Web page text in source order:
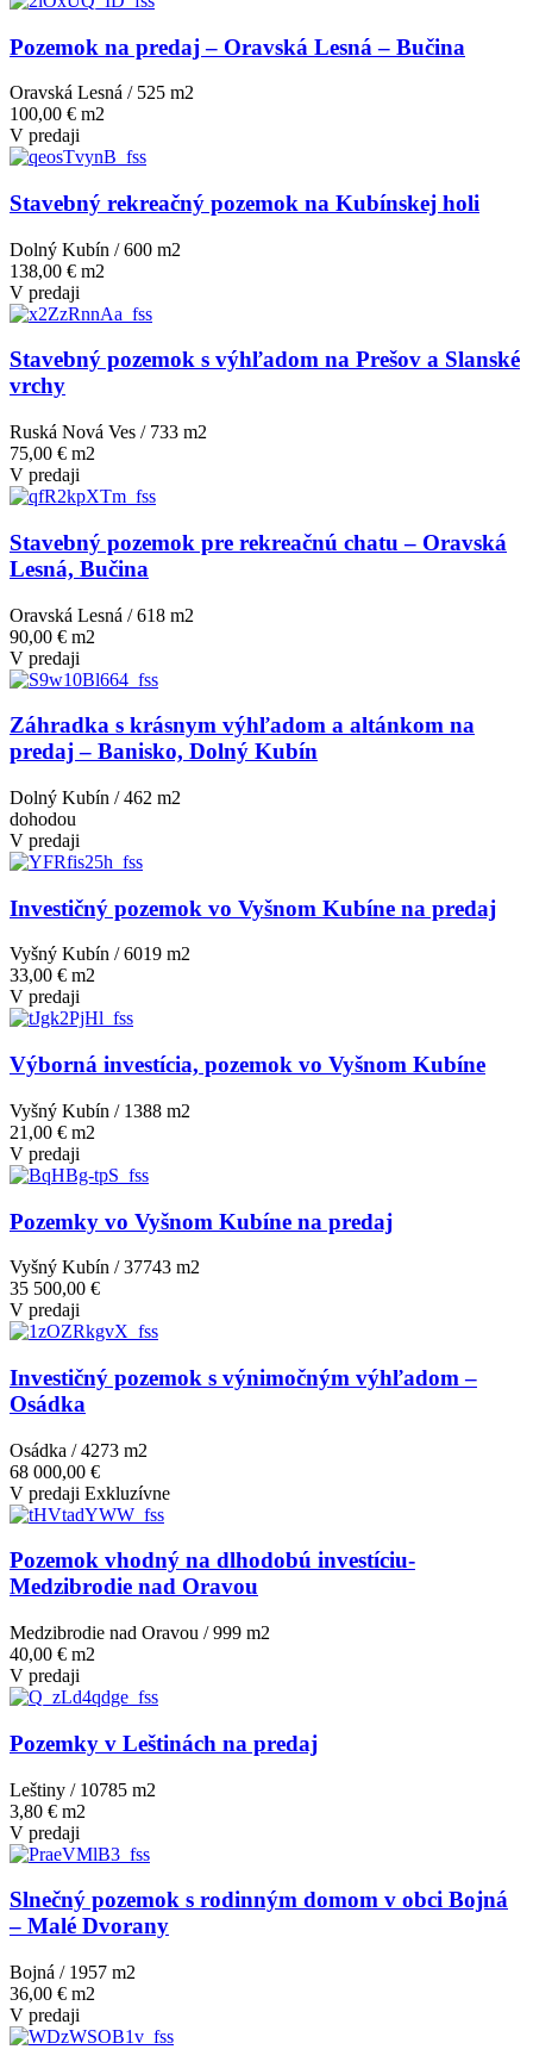
Pozemok na predaj – Oravská Lesná – Bučina
Oravská Lesná / 525 m2
100,00 € m2
V predaji
Stavebný rekreačný pozemok na Kubínskej holi
Dolný Kubín / 600 m2
138,00 € m2
V predaji
Stavebný pozemok s výhľadom na Prešov a Slanské
vrchy
Ruská Nová Ves / 733 m2
75,00 € m2
V predaji
Stavebný pozemok pre rekreačnú chatu – Oravská
Lesná, Bučina
Oravská Lesná / 618 m2
90,00 € m2
V predaji
Záhradka s krásnym výhľadom a altánkom na
predaj – Banisko, Dolný Kubín
Dolný Kubín / 462 m2
dohodou
V predaji
Investičný pozemok vo Vyšnom Kubíne na predaj
Vyšný Kubín / 6019 m2
33,00 € m2
V predaji
Výborná investícia, pozemok vo Vyšnom Kubíne
Vyšný Kubín / 1388 m2
21,00 € m2
V predaji
Pozemky vo Vyšnom Kubíne na predaj
Vyšný Kubín / 37743 m2
35 500,00 €
V predaji
Investičný pozemok s výnimočným výhľadom –
Osádka
Osádka / 4273 m2
68 000,00 €
V predaji Exkluzívne
Pozemok vhodný na dlhodobú investíciu-
Medzibrodie nad Oravou
Medzibrodie nad Oravou / 999 m2
40,00 € m2
V predaji
Pozemky v Leštinách na predaj
Leštiny / 10785 m2
3,80 € m2
V predaji
Slnečný pozemok s rodinným domom v obci Bojná
– Malé Dvorany
Bojná / 1957 m2
36,00 € m2
V predaji